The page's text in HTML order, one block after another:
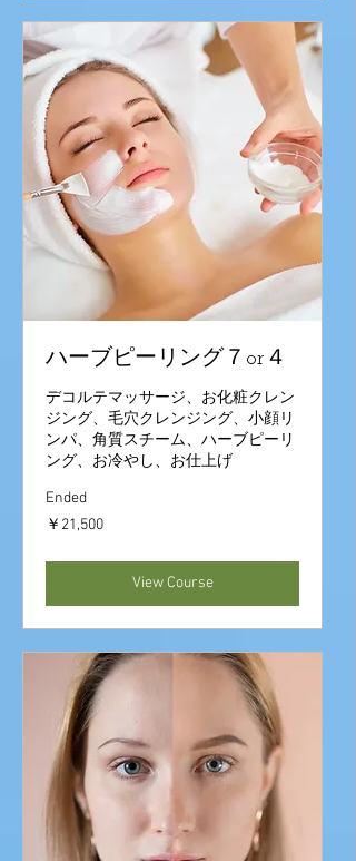
ハーブピーリング７or４
デコルテマッサージ、お化粧クレン
ジング、毛穴クレンジング、小顔リ
ンパ、角質スチーム、ハーブピーリ
ング、お冷やし、お仕上げ
Ended
21,500
円
￥21,500
View Course